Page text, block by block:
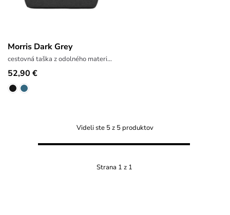
Morris Dark Grey
cestovná taška z odolného materiálu
52,90 €
Videli ste 5 z 5 produktov
Strana 1 z 1